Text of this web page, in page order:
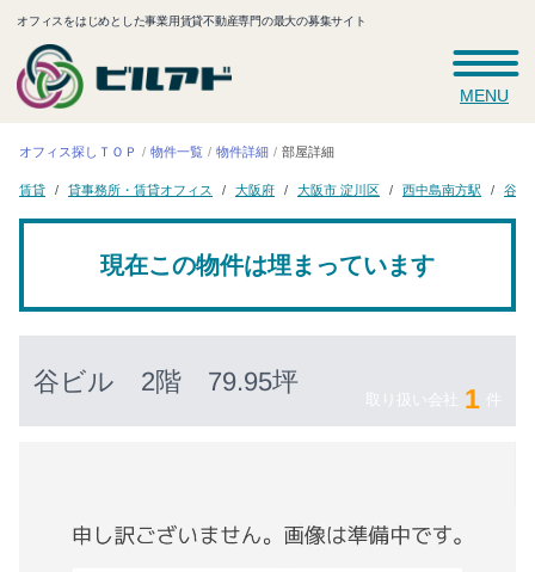
オフィスをはじめとした事業用賃貸不動産専門の最大の募集サイト
MENU
オフィス探しＴＯＰ 物件一覧 物件詳細 部屋詳細
賃貸 貸事務所・賃貸オフィス 大阪府 大阪市 淀川区 西中島南方駅 谷ビ
現在この物件は埋まっています
谷ビル 2階 79.95坪
取り扱い会社 1 件